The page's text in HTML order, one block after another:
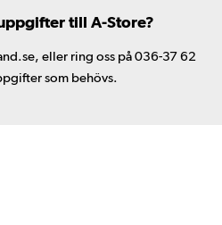
till A-Store?
eller ring oss på 036-37 62
som behövs.